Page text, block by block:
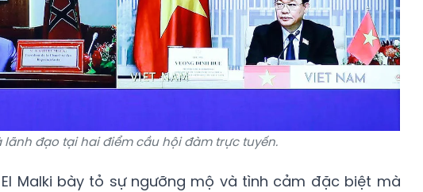
lãnh đạo tại hai điểm cầu hội đàm trực tuyến.
Malki bày tỏ sự ngưỡng mộ và tình cảm đặc biệt mà